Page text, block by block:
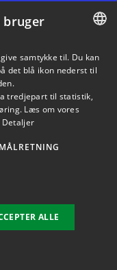
DANISH
ENGLISH
bruger
samtykke til. Du kan
det blå ikon nederst til
tredjepart til statistik,
Læs om vores
Detaljer
MÅLRETNING
ALLE